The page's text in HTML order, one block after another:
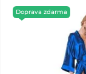
Doprava zdarma